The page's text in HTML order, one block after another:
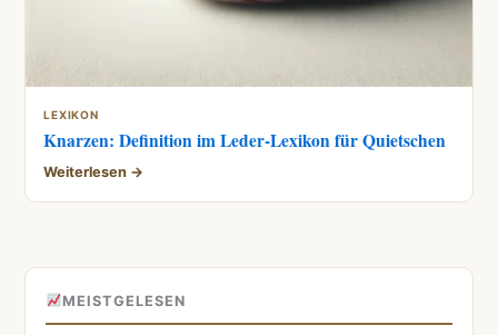
LEXIKON
Knarzen: Definition im Leder-Lexikon für Quietschen
Weiterlesen →
MEISTGELESEN